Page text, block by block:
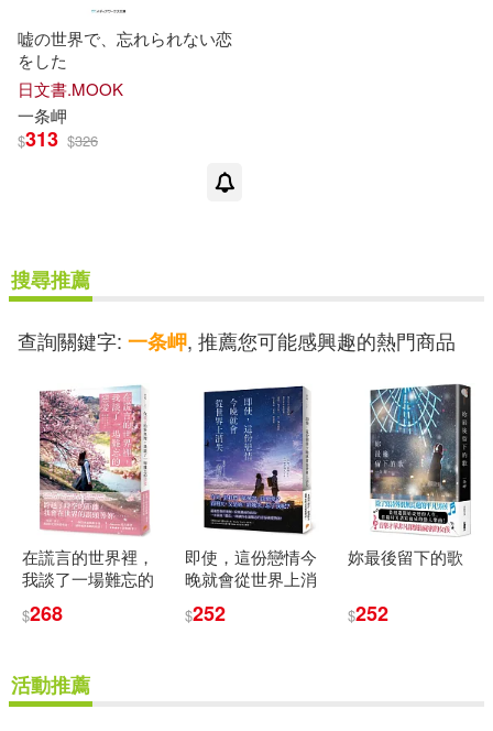
嘘の世界で、忘れられない恋
をした
日文書.MOOK
一条岬
$313 $326
搜尋推薦
查詢關鍵字: 一条岬, 推薦您可能感興趣的熱門商品
在謊言的世界裡，
我談了一場難忘的
《即使，這份戀情
用「謊言」凝固了
時光的心碎純愛小
$268
即使，這份戀情今
晚就會從世界上消
$252
妳最後留下的歌
$252
活動推薦